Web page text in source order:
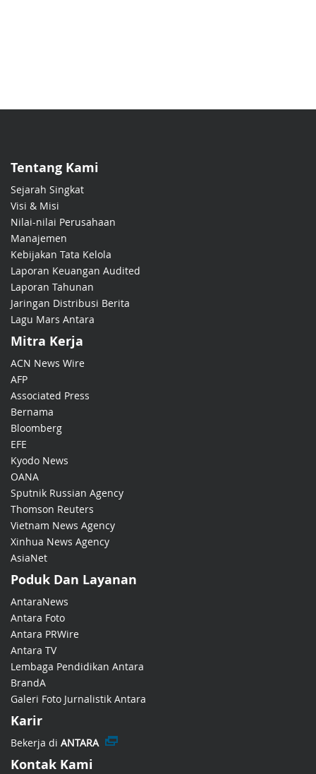
Tentang Kami
Sejarah Singkat
Visi & Misi
Nilai-nilai Perusahaan
Manajemen
Kebijakan Tata Kelola
Laporan Keuangan Audited
Laporan Tahunan
Jaringan Distribusi Berita
Lagu Mars Antara
Mitra Kerja
ACN News Wire
AFP
Associated Press
Bernama
Bloomberg
EFE
Kyodo News
OANA
Sputnik Russian Agency
Thomson Reuters
Vietnam News Agency
Xinhua News Agency
AsiaNet
Poduk Dan Layanan
AntaraNews
Antara Foto
Antara PRWire
Antara TV
Lembaga Pendidikan Antara
BrandA
Galeri Foto Jurnalistik Antara
Karir
Bekerja di ANTARA
Kontak Kami